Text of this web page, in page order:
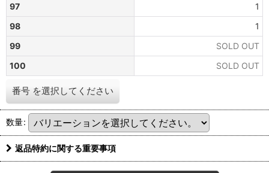
97
1
98
1
99
SOLD OUT
100
SOLD OUT
番号 を選択してください
数量:
返品特約に関する重要事項